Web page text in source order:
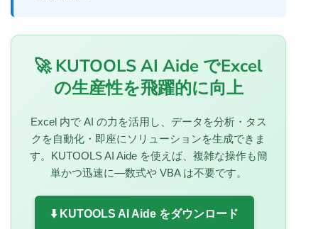
🚀 KUTOOLS AI Aide でExcel
の生産性を飛躍的に向上
Excel 内で AI の力を活用し、データを分析・タス
クを自動化・即座にソリューションを生成できま
す。KUTOOLS AI Aide を使えば、複雑な操作も簡
単かつ迅速に—数式や VBA は不要です。
⬇️ KUTOOLS AI Aide をダウンロード